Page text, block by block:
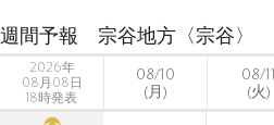
週間予報 宗谷地方〈宗谷〉
2026年
08月08日
18時発表
08/10
(月)
08/11
(火)